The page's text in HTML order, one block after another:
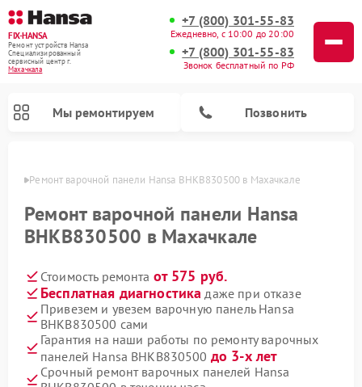
FIX-HANSA
Ремонт устройств Hansa
Специализированный
cервисный центр г.
Махачкала
+7 (800) 301-55-83
Ежедневно, с 10:00 до 20:00
+7 (800) 301-55-83
Звонок бесплатный по РФ
Мы ремонтируем Позвонить
Ремонт варочной панели Hansa BHKB830500 в Махачкале
Ремонт варочной панели Hansa
BHKB830500 в Махачкале
Стоимость ремонта от 575 руб.
Бесплатная диагностика даже при отказе
Привезем и увезем варочную панель Hansa
BHKB830500 сами
Гарантия на наши работы по ремонту варочных
панелей Hansa BHKB830500 до 3-х лет
Срочный ремонт варочных панелей Hansa